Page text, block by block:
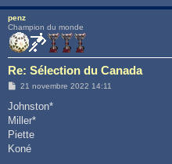
penz
Champion du monde
Re: Sélection du Canada
M
s
a
g
21 novembre 2022 14:11
Johnston*
Miller*
Piette
Koné